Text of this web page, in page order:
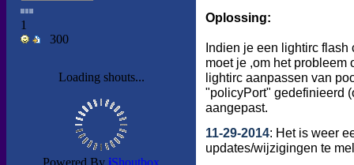
Oplossing:
Indien je een lightirc flash
moet je ,om het probleem
lightirc aanpassen van
"policyPort" gedefinieerd
aangepast.
11-29-2014: Het is weer
updates/wijzigingen te